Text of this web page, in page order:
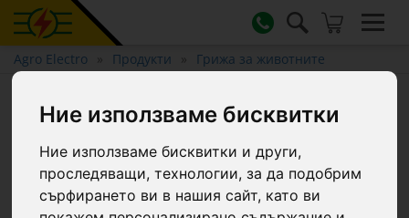
Ние използваме бисквитки
Ние използваме бисквитки и други,
проследяващи, технологии, за да подобрим
сърфирането ви в нашия сайт, като ви
Agro Electro Продукти Грижа за животните
Дозиращ пистолет за
патрон от 160 мл